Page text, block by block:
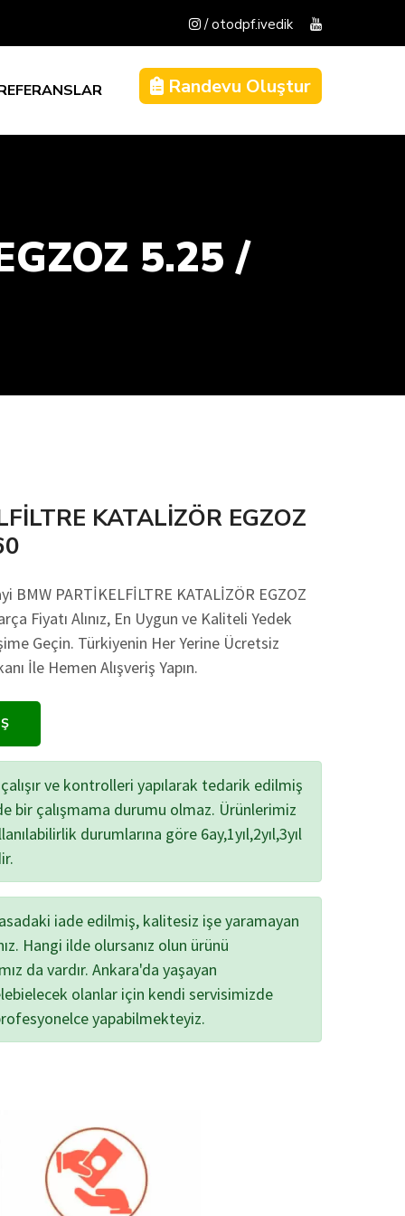
/ otodpf.ivedik
Randevu Oluştur
5.25 /
KATALİZÖR EGZOZ
BMW PARTİKELFİLTRE KATALİZÖR EGZOZ
Fiyatı Alınız, En Uygun ve Kaliteli Yedek
Geçin. Türkiyenin Her Yerine Ücretsiz
İle Hemen Alışveriş Yapın.
ve kontrolleri yapılarak tedarik edilmiş
bir çalışmama durumu olmaz. Ürünlerimiz
durumlarına göre 6ay,1yıl,2yıl,3yıl
iade edilmiş, kalitesiz işe yaramayan
Hangi ilde olursanız olun ürünü
da vardır. Ankara'da yaşayan
olanlar için kendi servisimizde
yapabilmekteyiz.